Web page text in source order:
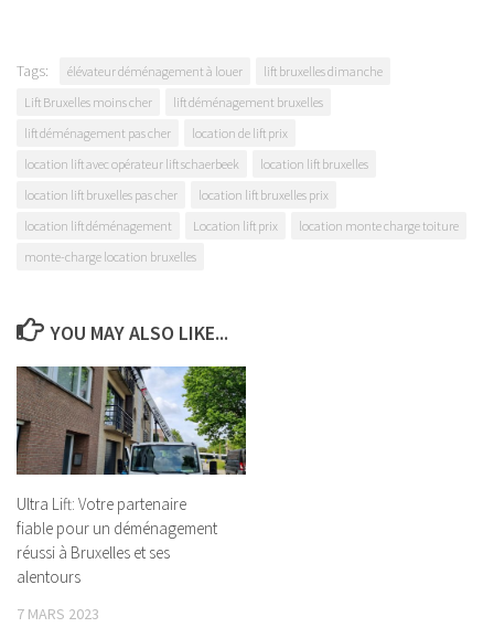
Tags: élévateur déménagement à louer
lift bruxelles dimanche
Lift Bruxelles moins cher
lift déménagement bruxelles
lift déménagement pas cher
location de lift prix
location lift avec opérateur lift schaerbeek
location lift bruxelles
location lift bruxelles pas cher
location lift bruxelles prix
location lift déménagement
Location lift prix
location monte charge toiture
monte-charge location bruxelles
YOU MAY ALSO LIKE...
Ultra Lift: Votre partenaire
fiable pour un déménagement
réussi à Bruxelles et ses
alentours
7 MARS 2023